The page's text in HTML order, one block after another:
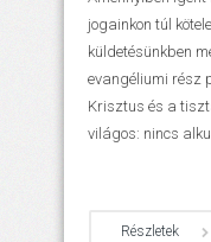
jogainkon túl
küldetésünkben
evangéliumi rész
Krisztus és a
világos: nincs
Részletek